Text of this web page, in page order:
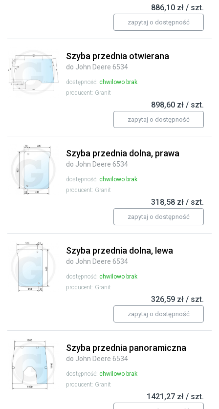
886,10 zł / szt.
zapytaj o dostępność
Szyba przednia otwierana
do John Deere 6534
dostępność: chwilowo brak
producent: Granit
898,60 zł / szt.
zapytaj o dostępność
Szyba przednia dolna, prawa
do John Deere 6534
dostępność: chwilowo brak
producent: Granit
318,58 zł / szt.
zapytaj o dostępność
Szyba przednia dolna, lewa
do John Deere 6534
dostępność: chwilowo brak
producent: Granit
326,59 zł / szt.
zapytaj o dostępność
Szyba przednia panoramiczna
do John Deere 6534
dostępność: chwilowo brak
producent: Granit
1421,27 zł / szt.